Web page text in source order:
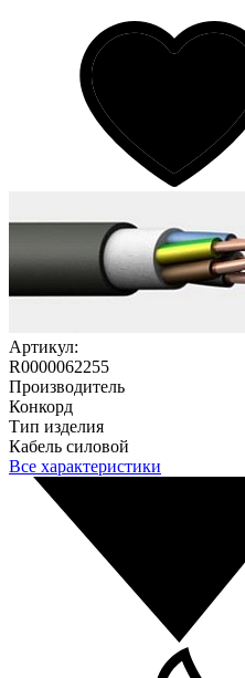
Артикул:
R0000062255
Производитель
Конкорд
Тип изделия
Кабель силовой
Все характеристики